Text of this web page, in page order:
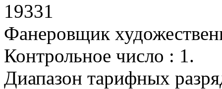
19331
Фанеровщик
Контрольное число : 1.
Диапазон тарифных